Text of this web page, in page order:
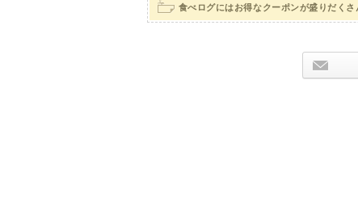
食べログにはお得なクーポンが盛りだくさ